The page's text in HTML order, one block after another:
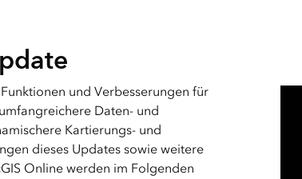
und Verbesserungen für
Daten- und
Kartierungs- und
dieses Updates sowie weitere
Online werden im Folgenden